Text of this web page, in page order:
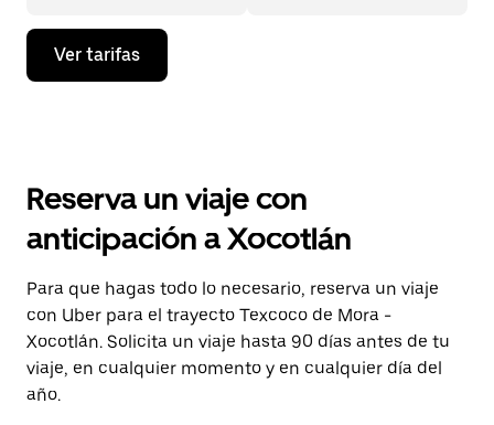
Presiona
flecha
el
y
selecciona
una
fecha.
Presiona
la
tecla Esc
para
cerrar
Ver tarifas
Reserva un viaje con
anticipación a Xocotlán
Para que hagas todo lo necesario, reserva un viaje
con Uber para el trayecto Texcoco de Mora -
Xocotlán. Solicita un viaje hasta 90 días antes de tu
viaje, en cualquier momento y en cualquier día del
año.